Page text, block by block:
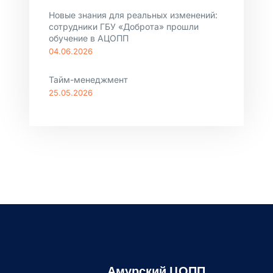
Новые знания для реальных изменений:
сотрудники ГБУ «Доброта» прошли
обучение в АЦОПП
04.06.2026
Тайм-менеджмент
25.05.2026